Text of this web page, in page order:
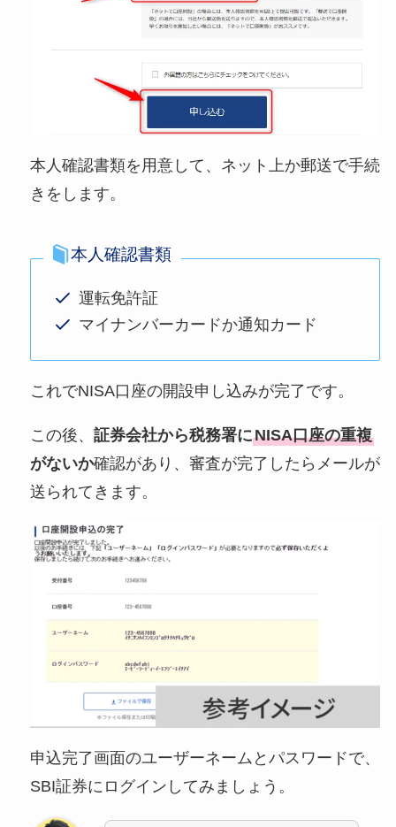
本人確認書類を用意して、ネット上か郵送で手続
きをします。
本人確認書類
運転免許証
マイナンバーカードか通知カード
これでNISA口座の開設申し込みが完了です。
この後、 証券会社から税務署にNISA口座の重複
がないか確認があり、審査が完了したらメールが
送られてきます。
申込完了画面のユーザーネームとパスワードで、
SBI証券にログインしてみましょう。